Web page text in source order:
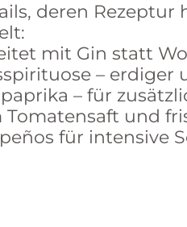
deren
mit Gin statt
– erdiger
– für
und
für intensive